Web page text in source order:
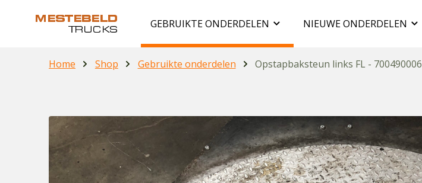
GEBRUIKTE ONDERDELEN NIEUWE ONDERDELEN
Home Shop Gebruikte onderdelen Opstapbaksteun links FL - 700490006